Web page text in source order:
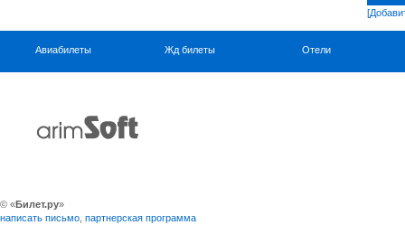
Авиабилеты Жд билеты Отели
© «Билет.ру»
написать письмо партнерская программа